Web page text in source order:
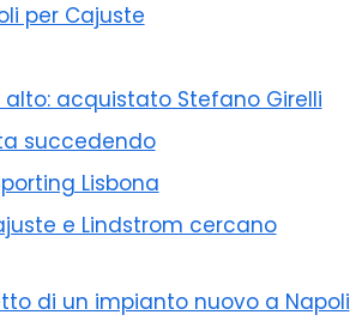
per Cajuste
alto: acquistato Stefano Girelli
succedendo
Lisbona
e Lindstrom cercano
di un impianto nuovo a Napoli